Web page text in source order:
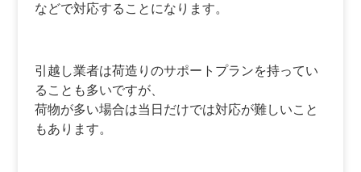
などで対応することになります。
引越し業者は荷造りのサポートプランを持ってい
ることも多いですが、
荷物が多い場合は当日だけでは対応が難しいこと
もあります。